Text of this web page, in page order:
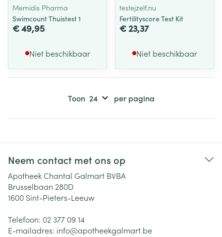
Memidis Pharma
Swimcount Thuistest 1
€ 49,95
Niet beschikbaar
testejzelf.nu
Fertilityscore Test Kit
€ 23,37
Niet beschikbaar
Toon per pagina
Neem contact met ons op
Apotheek Chantal Galmart BVBA
Brusselbaan 280D
1600 Sint-Pieters-Leeuw
Telefoon: 02 377 09 14
E-mailadres: info@apotheekgalmart.be